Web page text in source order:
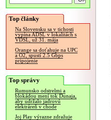
Top články
Na Slovensku sa v tichosti
vypína ADSL v lokalitách s
VDSL, už 31. mája
Orange sa doťahuje na UPC
a O2, spustí 2.5 Gbps
pripojenie
Top správy
Rumunsko odstrelmi a
blokádou mení tok Dunaja,
aby udržalo jadrovú
elektráreň v chode
Joj Play výrazne zdražuje